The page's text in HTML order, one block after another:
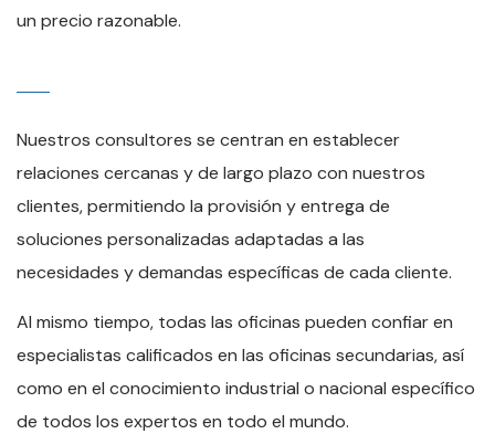
un precio razonable.
Nuestros consultores se centran en establecer
relaciones cercanas y de largo plazo con nuestros
clientes, permitiendo la provisión y entrega de
soluciones personalizadas adaptadas a las
necesidades y demandas específicas de cada cliente.
Al mismo tiempo, todas las oficinas pueden confiar en
especialistas calificados en las oficinas secundarias, así
como en el conocimiento industrial o nacional específico
de todos los expertos en todo el mundo.